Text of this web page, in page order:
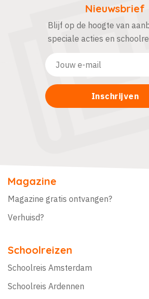
Nieuwsbrief
Blijf op de hoogte van
speciale acties en
Magazine
Magazine gratis ontvangen?
Verhuisd?
Schoolreizen
Schoolreis Amsterdam
Schoolreis Ardennen